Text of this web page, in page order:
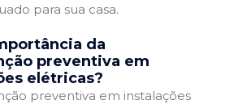
para sua casa.
da
preventiva em
elétricas?
preventiva em instalações